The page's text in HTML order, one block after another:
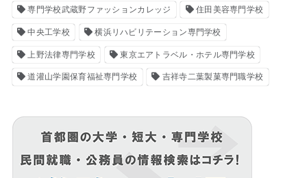
専門学校武蔵野ファッションカレッジ 住田美容専門学校
中央工学校 横浜リハビリテーション専門学校
上野法律専門学校 東京エアトラベル・ホテル専門学校
道灌山学園保育福祉専門学校 吉祥寺二葉製菓専門職学校